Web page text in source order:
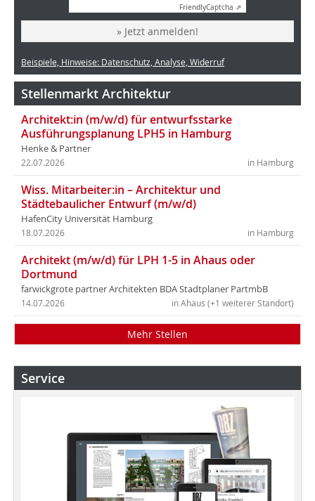
FriendlyCaptcha ⇗
» Jetzt anmelden!
Beispiele, Hinweise: Datenschutz, Analyse, Widerruf
Stellenmarkt Architektur
Architekt:in (m/w/d) für entwurfsstarke
Ausführungsplanung LPH5 in Hamburg
Henke & Partner
in Hamburg
22.07.2026
Wiss. Mitarbeiter:in – Architektur und
Städtebaulicher Entwurf (m/w/d)
HafenCity Universität Hamburg
in Hamburg
18.07.2026
Architekt (m/w/d) für LPH 1-5 in Ahaus oder
Dortmund
farwickgrote partner Architekten BDA Stadtplaner PartmbB
in Ahaus (+1 weiterer Standort)
14.07.2026
Mehr Stellen
Service